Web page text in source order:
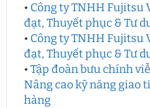
• Công ty TNHH Fujitsu
đạt, Thuyết phục & Tư
• Công ty TNHH Fujitsu
đạt, Thuyết phục & Tư
• Tập đoàn bưu chính
Nâng cao kỹ năng giao
hàng